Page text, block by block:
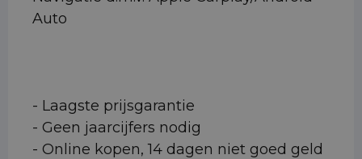
Auto
- Laagste prijsgarantie
- Geen jaarcijfers nodig
- Online kopen, 14 dagen niet goed geld